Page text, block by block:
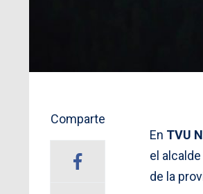
Comparte
En TVU
el
de la